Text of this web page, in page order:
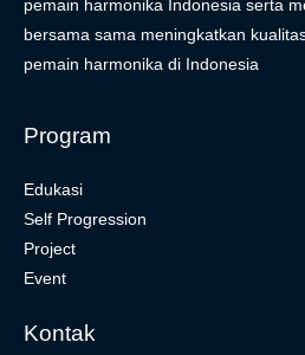
pemain harmonika Indonesia serta
bersama sama meningkatkan
pemain harmonika di Indonesia
Program
Edukasi
Self Progression
Project
Event
Kontak